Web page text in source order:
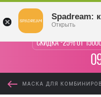
Скидка -25% от
МАСКА ДЛЯ
Spadream:
Открыть